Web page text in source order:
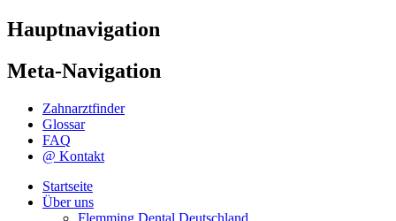
Hauptnavigation
Meta-Navigation
Zahnarztfinder
Glossar
FAQ
@ Kontakt
Startseite
Über uns
Flemming Dental Deutschland